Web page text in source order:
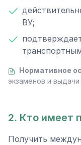
ВУ;
Нормативное
экзаменов и
2. Кто имеет
Получить